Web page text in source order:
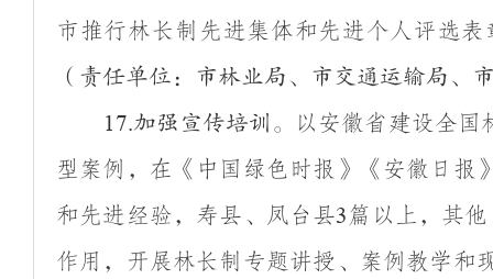
市推行林长制先进集体和先进个人评选表
（责任单位：市林业局、市交通运输局、
17.加强宣传培训。
以安徽省建设全国
型案例，在《中国绿色时报》《安徽日报
和先进经验，寿县、凤台县3篇以上，其
作用，开展林长制专题讲授、案例教学和